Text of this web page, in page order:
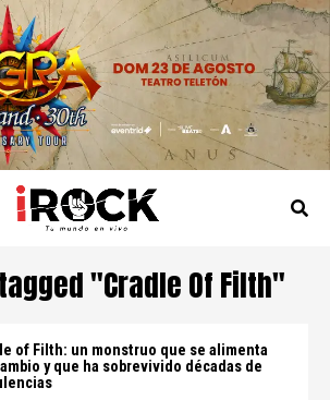
"Cradle Of Filth"
of Filth: un monstruo que se alimenta
y que ha sobrevivido décadas de